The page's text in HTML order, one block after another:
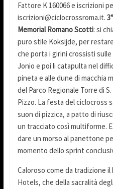
Fattore K 160066 e iscrizioni
iscrizioni@ciclocrossroma.it.
Memorial Romano Scotti: si
puro stile Koksijde, per
che porta i girini crossisti
Jonio e poi li catapulta nel
pineta e alle dune di macchia
del Parco Regionale Torre di
Pizzo. La festa del ciclocross
suon di pizzica, a patto di
un tracciato così multiforme.
dare un morso al panettone
momento dello sprint
Caloroso come da tradizione
Hotels, che della sacralità